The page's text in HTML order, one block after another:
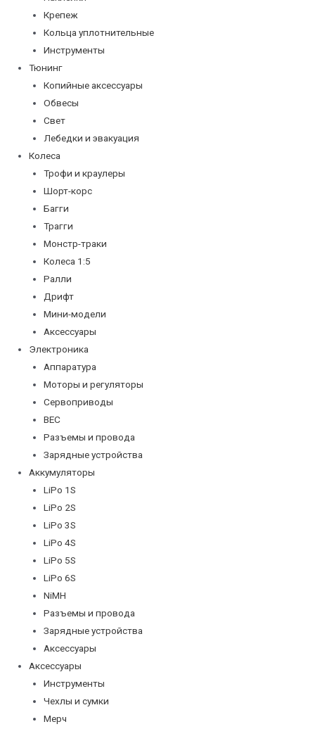
Крепеж
Кольца уплотнительные
Инструменты
Тюнинг
Копийные аксессуары
Обвесы
Свет
Лебедки и эвакуация
Колеса
Трофи и краулеры
Шорт-корс
Багги
Трагги
Монстр-траки
Колеса 1:5
Ралли
Дрифт
Мини-модели
Аксессуары
Электроника
Аппаратура
Моторы и регуляторы
Сервоприводы
BEC
Разъемы и провода
Зарядные устройства
Аккумуляторы
LiPo 1S
LiPo 2S
LiPo 3S
LiPo 4S
LiPo 5S
LiPo 6S
NiMH
Разъемы и провода
Зарядные устройства
Аксессуары
Аксессуары
Инструменты
Чехлы и сумки
Мерч